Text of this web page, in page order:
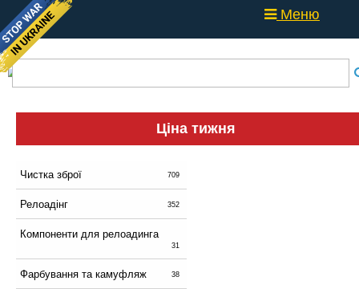
Меню
Ціна тижня
Чистка зброї 709
Релоадінг 352
Компоненти для релоадинга
31
Фарбування та камуфляж 38